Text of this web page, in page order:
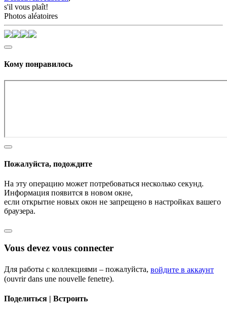
s'il vous plaît!
Photos aléatoires
Кому понравилось
Пожалуйста, подождите
На эту операцию может потребоваться несколько секунд.
Информация появится в новом окне,
если открытие новых окон не запрещено в настройках вашего
браузера.
Vous devez vous connecter
Для работы с коллекциями – пожалуйста, войдите в аккаунт
(ouvrir dans une nouvelle fenetre).
Поделиться | Встроить